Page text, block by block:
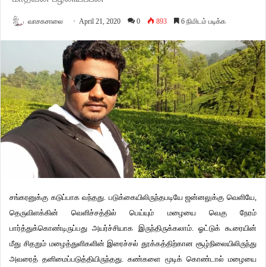
வாசகசாலை April 21, 2020 0 893 6 நிமிடம் படிக்க
சங்கரனுக்கு கடுப்பாக வந்தது. படுக்கையிலிருந்தபடியே ஜன்னலுக்கு வெளியே,
தெருவிளக்கின் வெளிச்சத்தில் பெய்யும் மழையை வெகு நேரம்
பார்த்துக்கொண்டிருப்பது அயர்ச்சியாக இருந்திருக்கலாம். ஓட்டுக் கூரையின்
மீது சிதறும் மழைத்துளிகளின் இரைச்சல் தூக்கத்திற்கான சூழ்நிலையிலிருந்து
அவரைத் தனிமைப்படுத்தியிருந்தது. கண்களை மூடிக் கொண்டால் மழையை